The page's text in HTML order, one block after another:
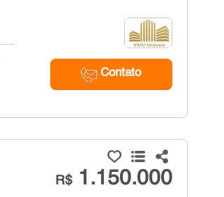
Contato
R$1.150.000